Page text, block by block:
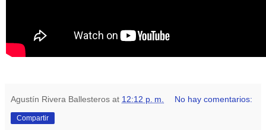
Agustín Rivera Ballesteros at 12:12 p. m. No hay comentarios:
Compartir